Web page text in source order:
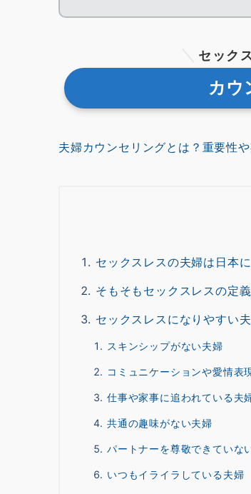
セック
カウ
夫婦カウンセリングとは？重要性
セックスレスの夫婦は日本
そもそもセックスレスの定
セックスレスになりやすい
スキンシップがない夫婦
コミュニケーションや愛情表
仕事や家事に追われている夫
共通の趣味がない夫婦
パートナーを尊敬できていな
いつもイライラしている夫婦